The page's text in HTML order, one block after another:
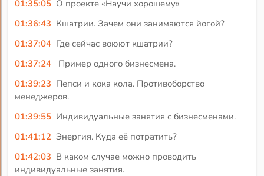
01:35:05 О проекте «Научи хорошему»
01:36:43 Кшатрии. Зачем они занимаются йогой?
01:37:04 Где сейчас воюют кшатрии?
01:37:24
Пример одного бизнесмена.
01:39:23 Пепси и кока кола. Противоборство
менеджеров.
01:39:55 Индивидуальные занятия с бизнесменами.
01:41:12 Энергия. Куда её потратить?
01:42:03 В каком случае можно проводить
индивидуальные занятия.